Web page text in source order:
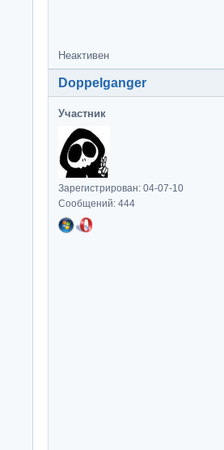
Неактивен
Doppelganger
Участник
Зарегистрирован: 04-07-10
Сообщений: 444